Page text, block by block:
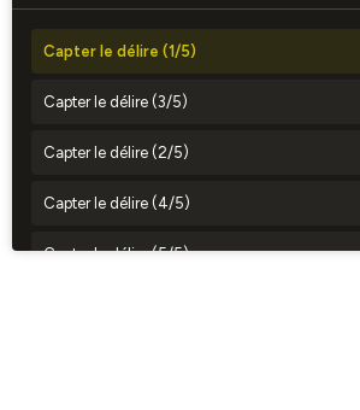
Capter le délire (1/5)
Capter le délire (3/5)
Capter le délire (2/5)
Capter le délire (4/5)
Capter le délire (5/5)